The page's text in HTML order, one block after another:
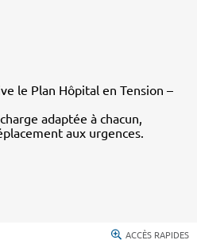
le Plan Hôpital en Tension –
adaptée à chacun,
aux urgences.
ACCÈS RAPIDES